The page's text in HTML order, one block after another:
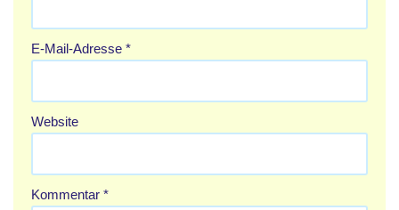
E-Mail-Adresse *
Website
Kommentar *